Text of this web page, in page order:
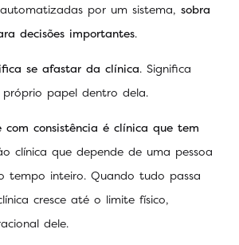
por um sistema, sobra
decisões importantes.
se afastar da clínica. Significa
próprio papel dentro dela.
com consistência é clínica que tem
clínica que depende de uma pessoa
tempo inteiro. Quando tudo passa
cresce até o limite físico,
dele.